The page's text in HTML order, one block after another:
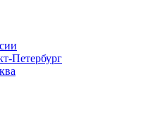
Петербург